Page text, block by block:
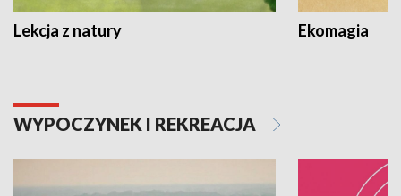
Lekcja z natury Ekomagia
WYPOCZYNEK I REKREACJA